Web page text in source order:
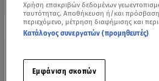
Δείτε περισσότερα άρθρα μας στην
Πρόσθηκη star.gr στις επιλογές σας
Χρήση επακριβών δεδομένων
ταυτότητας. Αποθήκευση ή/και πρόσβαση
περιεχόμενο, μέτρηση διαφήμισης και
Κατάλογος συνεργατών (προμηθευτές)
Εμφάνιση σκοπών